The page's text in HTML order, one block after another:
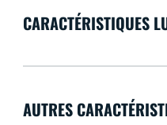
CARACTÉRISTIQUES
AUTRES